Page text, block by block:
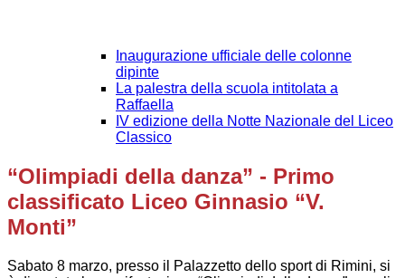
Inaugurazione ufficiale delle colonne
dipinte
La palestra della scuola intitolata a
Raffaella
IV edizione della Notte Nazionale del Liceo
Classico
“Olimpiadi della danza” - Primo
classificato Liceo Ginnasio “V.
Monti”
Sabato 8 marzo, presso il Palazzetto dello sport di Rimini, si